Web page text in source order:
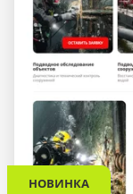
НОВИНКА